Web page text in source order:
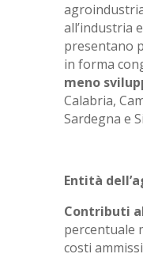
all’industria
presentano
in forma
meno
Calabria,
Sardegna e
Entità
Contributi
percentuale
costi